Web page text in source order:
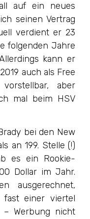
auf ein neues
seinen Vertrag
verdient er 23
folgenden Jahre
kann er
auch als Free
aber
mal beim HSV
bei den New
an 199. Stelle (!)
es ein Rookie-
Dollar im Jahr.
ausgerechnet,
fast einer viertel
– Werbung nicht